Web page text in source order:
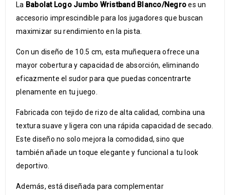
La Babolat Logo Jumbo Wristband Blanco/Negroes un
accesorio imprescindible para los jugadores que buscan
maximizar su rendimiento en la pista.
Con un diseño de 10.5 cm, esta muñequera ofrece una
mayor cobertura y capacidad de absorción, eliminando
eficazmente el sudor para que puedas concentrarte
plenamente en tu juego.
Fabricada con tejido de rizo de alta calidad, combina una
textura suave y ligera con una rápida capacidad de secado.
Este diseño no solo mejora la comodidad, sino que
también añade un toque elegante y funcional a tu look
deportivo.
Además, está diseñada para complementar